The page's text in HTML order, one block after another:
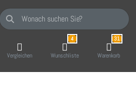
Geben Sie einen Suchbegriff ein. Während
Vergleichen
4
Wunschliste
31
Warenkorb